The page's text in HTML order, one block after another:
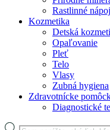
Rastlinné
Kozmetika
Detská
Opaľovanie
Pleť
Telo
Vlasy
Zubná hygiena
Zdravotnícke
Diagnostické
Products